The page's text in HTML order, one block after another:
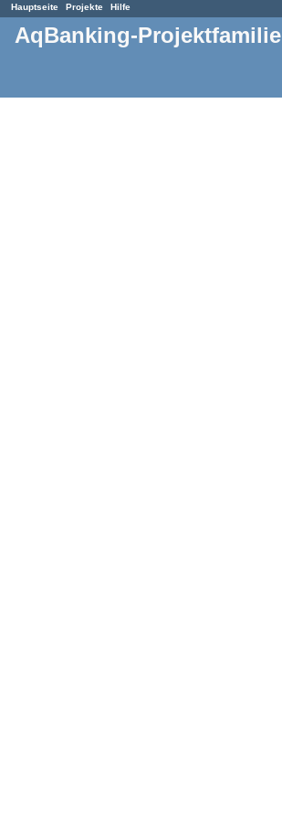
Hauptseite Projekte Hilfe
AqBanking-Projektfamilie